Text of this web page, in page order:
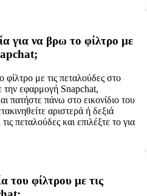
για να βρω το φίλτρο με
φίλτρο με τις πεταλούδες στο
την εφαρμογή Snapchat,
πατήστε πάνω στο εικονίδιο του
αριστερά ή δεξιά
πεταλούδες και επιλέξτε το για
του φίλτρου με τις